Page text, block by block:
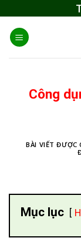
content
Công
BÀI VIẾT ĐƯỢC
Mục lục